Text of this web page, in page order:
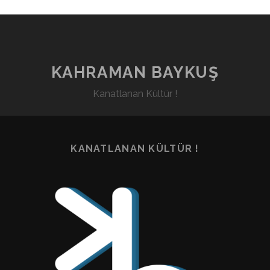
KAHRAMAN BAYKUŞ
Kanatlanan Kültür !
KANATLANAN KÜLTÜR !